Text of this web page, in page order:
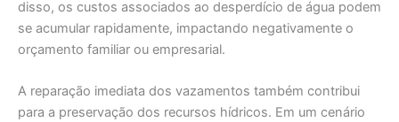
disso, os custos associados ao desperdício de água podem
se acumular rapidamente, impactando negativamente o
orçamento familiar ou empresarial.
A reparação imediata dos vazamentos também contribui
para a preservação dos recursos hídricos. Em um cenário